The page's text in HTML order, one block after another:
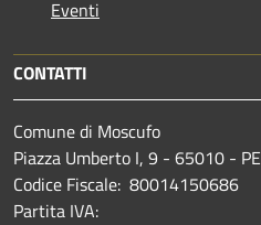
Eventi
CONTATTI
Comune di Moscufo
Piazza Umberto I, 9 - 65010 - PE
Codice Fiscale: 80014150686
Partita IVA: